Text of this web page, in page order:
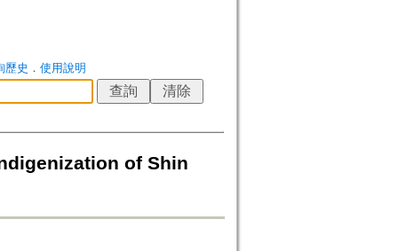
歷史 ． 使用說明
of Shin